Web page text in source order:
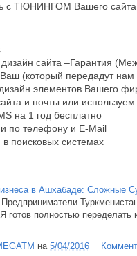
с ТЮНИНГОМ Вашего
сайта –Гарантия
Ваш (который передадут
элементов Вашего
и почты или
на 1 год бесплатно
по телефону и E-Mail
в поисковых системах
в Ашхабаде: Сложные
Предприниматели
готов полностью
на 5/04/2016